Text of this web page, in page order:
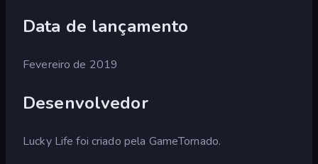
Data de lançamento
Fevereiro de 2019
Desenvolvedor
Lucky Life foi criado pela GameTornado.